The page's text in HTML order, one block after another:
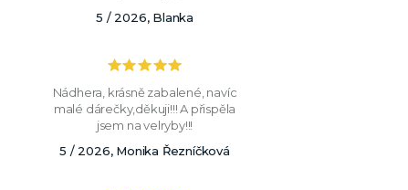
5 / 2026, Blanka
Nádhera, krásně zabalené, navíc
malé dárečky,děkuji!!! A přispěla
jsem na velryby!!!
5 / 2026, Monika Řezníčková